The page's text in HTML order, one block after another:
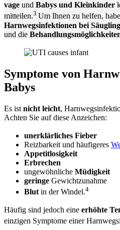
vage und Babys und Kleinkinder
mitteilen.3 Um Ihnen zu helfen,
Harnwegsinfektionen bei
und die
Symptome von
Babys
Es ist nicht leicht,
Achten Sie auf diese Anzeichen:
unerklärliches Fieber
Reizbarkeit und häufigeres
Appetitlosigkeit
Erbrechen
ungewöhnliche Müdigkeit
geringe Gewichtzunahme
Blut in der Windel.4
Häufig sind jedoch eine erhöhte
einzigen Symptome einer